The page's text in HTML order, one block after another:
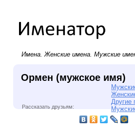
Имена.Женские имена. Мужские
Ормен (мужское имя)
Другие
Рассказать друзьям: